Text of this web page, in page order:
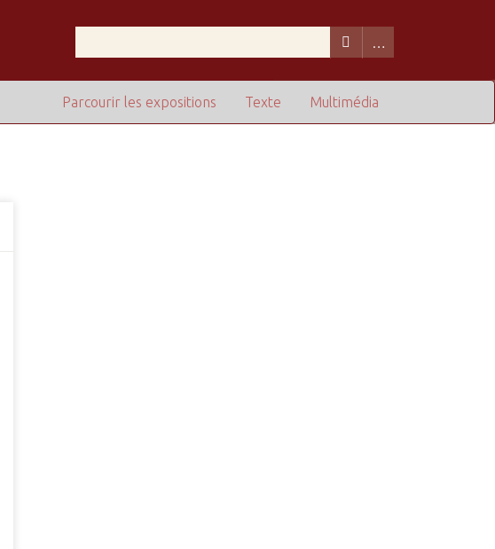
Multimédia
Texte
Parcourir les expositions